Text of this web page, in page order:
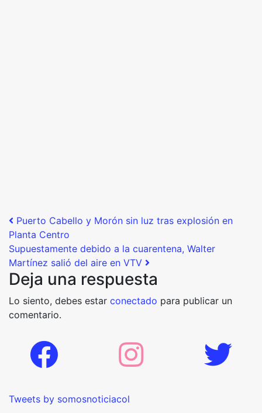
Post navigation
Puerto Cabello y Morón sin luz tras explosión en
Planta Centro
Supuestamente debido a la cuarentena, Walter
Martínez salió del aire en VTV
Deja una respuesta
Lo siento, debes estar conectado para publicar un
comentario.
Tweets by somosnoticiacol